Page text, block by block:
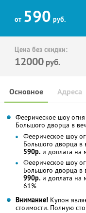
от 590 руб.
Цена без скидки:
12000 руб.
Основное Адреса
Феерическое шоу
Большого дворца в
Феерическое шоу
Большого дворца в
590р. и доплата на
Феерическое шоу
Большого дворца в
990р. и доплата на
61%
Внимание! Купон
стоимости. Полную